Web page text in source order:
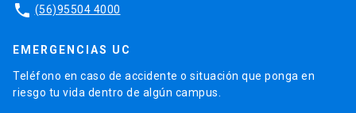
phone (56)95504 4000
EMERGENCIAS UC
Teléfono en caso de accidente o situación que ponga en
riesgo tu vida dentro de algún campus.